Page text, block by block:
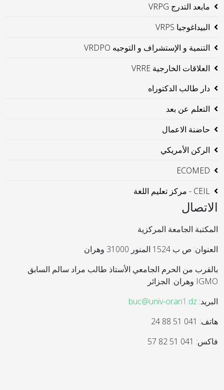
مابعد التدرج VRPG
البيداغوجيا VRPS
التنمية و الإستشراف و التوجيه VRDPO
العلاقات الخارجية VRRE
دار طالب الدكتوراه
التعلم عن بعد
حاضنة الاعمال
الركن الأمريكي
ECOMED
CEIL - مركز تعليم اللغة
الاتصال
المكتبة الجامعة المركزية
العنوان: ص ب 1524 المنور 31000 وهران
بالقرب من الحرم الجامعي الأستاذ طالب مراد سالم السابق
IGMO وهران. الجزائر
البريد: buc@univ-oran1.dz
هاتف: 041 51 88 24
فاكس: 041 51 82 57